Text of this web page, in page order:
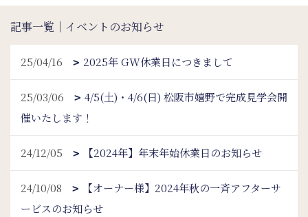
記事一覧｜イベントのお知らせ
25/04/16 2025年 GW休業日につきまして
25/03/06
4/5(土)・4/6(日) 松阪市嬉野で完成見学会開
催いたします！
24/12/05 【2024年】年末年始休業日のお知らせ
24/10/08
【オーナー様】2024年秋の一斉アフターサ
ービスのお知らせ